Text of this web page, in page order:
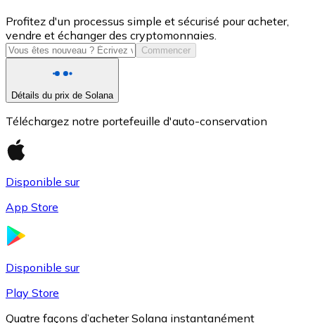
USD Coin
USDC
Profitez d'un processus simple et sécurisé pour acheter,
vendre et échanger des cryptomonnaies.
Commencer
Détails du prix de Solana
Téléchargez notre portefeuille d'auto-conservation
Disponible sur
App Store
Disponible sur
Play Store
Quatre façons d’acheter Solana instantanément